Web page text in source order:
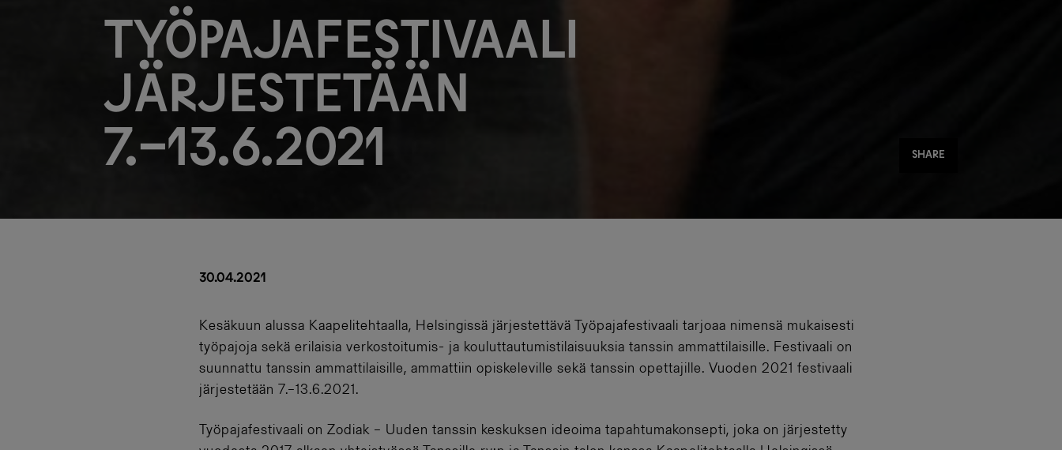
Työpajafestivaali
järjestetään
7.-13.6.2021 SHARE
30.04.2021
Kesäkuun alussa Kaapelitehtaalla, Helsingissä järjestettävä Työpajafestivaali tarjoaa nimensä mukaisesti
työpajoja sekä erilaisia verkostoitumis- ja kouluttautumistilaisuuksia tanssin ammattilaisille. Festivaali on
suunnattu tanssin ammattilaisille, ammattiin opiskeleville sekä tanssin opettajille. Vuoden 2021 festivaali
järjestetään 7.–13.6.2021.
Työpajafestivaali on Zodiak – Uuden tanssin keskuksen ideoima tapahtumakonsepti, joka on järjestetty